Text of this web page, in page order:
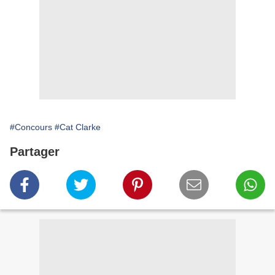
#Concours #Cat Clarke
Partager